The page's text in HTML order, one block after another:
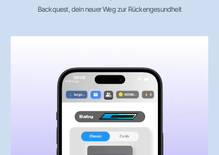
Backquest, dein neuer Weg zur Rückengesundheit